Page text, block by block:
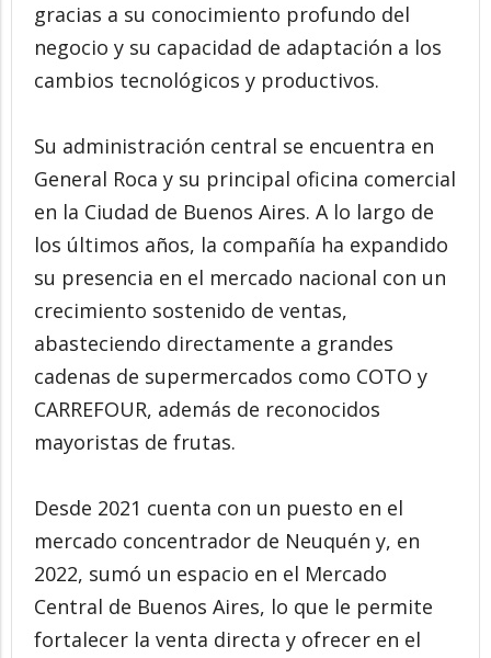
gracias a su conocimiento profundo del
negocio y su capacidad de adaptación a los
cambios tecnológicos y productivos.
Su administración central se encuentra en
General Roca y su principal oficina comercial
en la Ciudad de Buenos Aires. A lo largo de
los últimos años, la compañía ha expandido
su presencia en el mercado nacional con un
crecimiento sostenido de ventas,
abasteciendo directamente a grandes
cadenas de supermercados como COTO y
CARREFOUR, además de reconocidos
mayoristas de frutas.
Desde 2021 cuenta con un puesto en el
mercado concentrador de Neuquén y, en
2022, sumó un espacio en el Mercado
Central de Buenos Aires, lo que le permite
fortalecer la venta directa y ofrecer en el